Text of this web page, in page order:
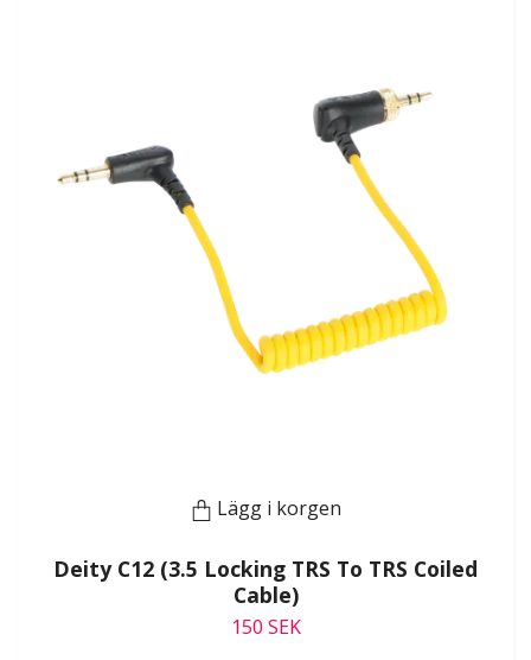
Lägg i korgen
Deity C12 (3.5 Locking TRS To TRS Coiled
Cable)
150 SEK